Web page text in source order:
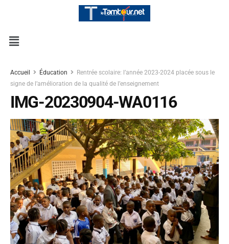
Accueil Éducation
Rentrée scolaire: l’année 2023-2024 placée sous le
signe de l’amélioration de la qualité de l’enseignement
IMG-20230904-WA0116